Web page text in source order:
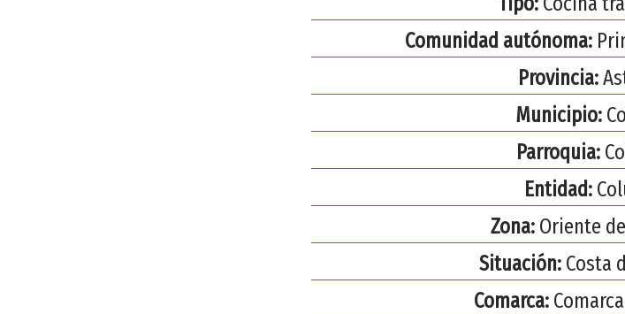
Comunidad autónoma:
Provincia:
Municipio:
Parroquia:
Entidad:
Zona:Oriente
Situación: Costa
Comarca: